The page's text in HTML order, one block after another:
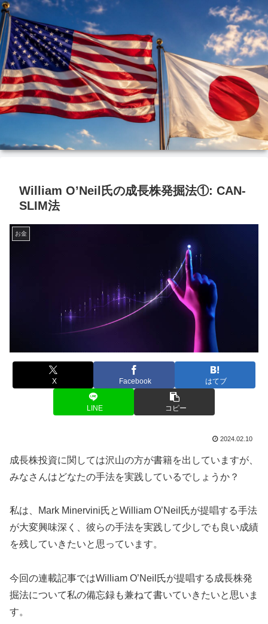
William O’Neil氏の成長株発掘法①: CAN-
SLIM法
お金
X Facebook はてブ
LINE コピー
2024.02.10
成長株投資に関しては沢山の方が書籍を出していますが、
みなさんはどなたの手法を実践しているでしょうか？
私は、Mark Minervini氏とWilliam O’Neil氏が提唱する手法
が大変興味深く、彼らの手法を実践して少しでも良い成績
を残していきたいと思っています。
今回の連載記事ではWilliam O’Neil氏が提唱する成長株発
掘法について私の備忘録も兼ねて書いていきたいと思いま
す。